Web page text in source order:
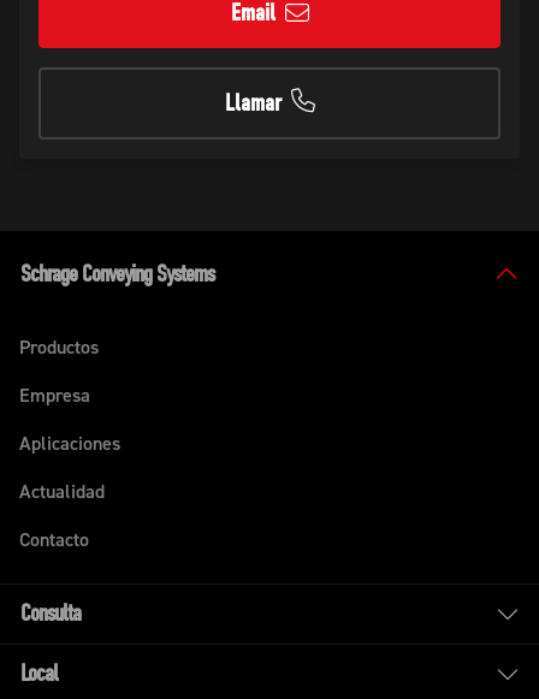
Email
Llamar
Schrage Conveying Systems
Productos
Empresa
Aplicaciones
Actualidad
Contacto
Consulta
Local